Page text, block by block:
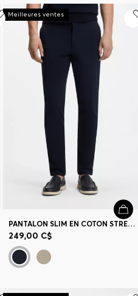
Meilleures ventes
PANTALON SLIM EN COTON STRETCH RATIÈRE
249,00 C$